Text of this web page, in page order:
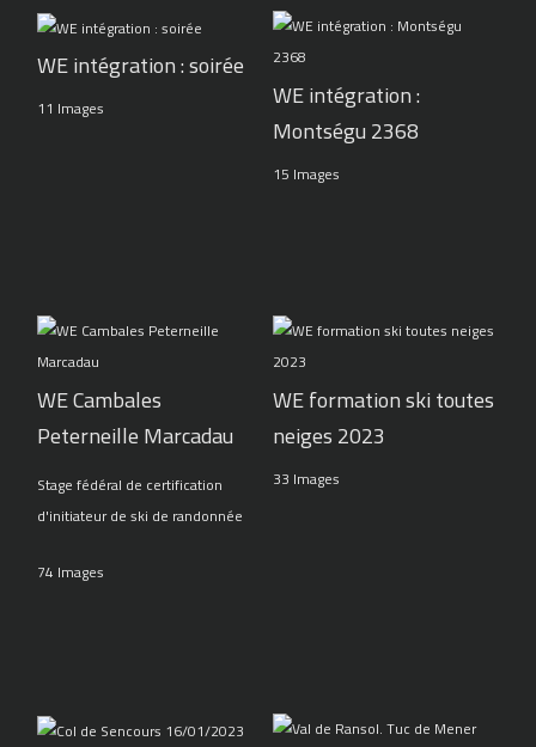
WE intégration : soirée
11 Images
WE intégration :
Montségu 2368
15 Images
WE Cambales
Peterneille Marcadau
Stage fédéral de certification
d'initiateur de ski de randonnée
74 Images
WE formation ski toutes
neiges 2023
33 Images